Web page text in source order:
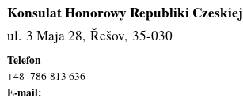
Konsulat Honorowy Republiki Czeskiej
ul. 3 Maja 28, Řešov, 35-030
Telefon
+48 786 813 636
E-mail: